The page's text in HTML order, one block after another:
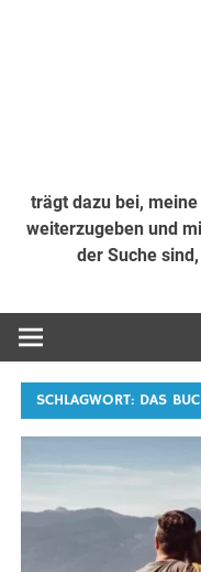
trägt dazu bei,
weiterzugeben und
der Suche
SCHLAGWORT: DAS